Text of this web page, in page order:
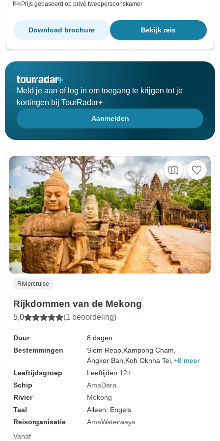
Prijs gebaseerd op privé tweepersoonskamer
Bekijk reis
Download brochure
Meld je aan of log in om toegang te krijgen tot je
kortingen bij TourRadar+
Aanmelden
Riviercruise
Rijkdommen van de Mekong
5,0 (1 beoordeling)
Duur
8 dagen
Bestemmingen
Siem Reap,Kampong Cham,
Angkor Ban,Koh Oknha Tei, +8 meer
Leeftijdsgroep
Leeftijden 12+
Schip
AmaDara
Rivier
Mekong
Taal
Alleen: Engels
Reisorganisatie
AmaWaterways
Vanaf